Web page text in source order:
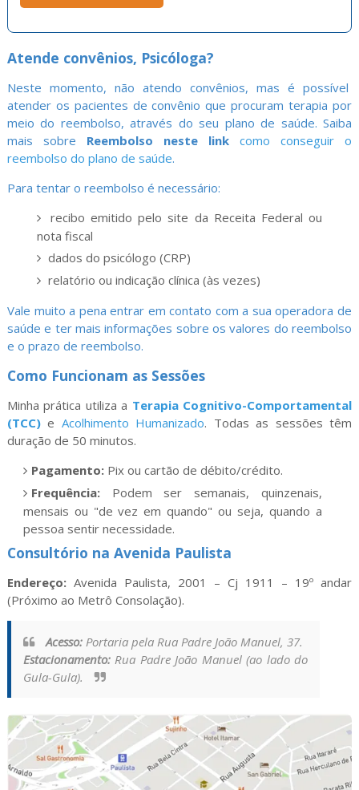
Atende convênios, Psicóloga?
Neste momento, não atendo convênios, mas é possível
atender os pacientes de convênio que procuram terapia por
meio do reembolso, através do seu plano de saúde. Saiba
mais sobre Reembolso neste link
como conseguir o
reembolso do plano de saúde.
Para tentar o reembolso é necessário:
recibo emitido pelo site da Receita Federal ou
nota fiscal
dados do psicólogo (CRP)
relatório ou indicação clínica (às vezes)
Vale muito a pena entrar em contato com a sua operadora de
saúde e ter mais informações sobre os valores do reembolso
e o prazo de reembolso.
Como Funcionam as Sessões
Minha prática utiliza a Terapia Cognitivo-Comportamental
(TCC)e Acolhimento Humanizado. Todas as sessões têm
duração de 50 minutos.
Pagamento:Pix ou cartão de débito/crédito.
Frequência:Podem ser semanais, quinzenais,
mensais ou "de vez em quando" ou seja, quando a
pessoa sentir necessidade.
Consultório na Avenida Paulista
Endereço:Avenida Paulista, 2001 – Cj 1911 – 19º andar
(Próximo ao Metrô Consolação).
Acesso:Portaria pela Rua Padre João Manuel, 37.
Estacionamento:Rua Padre João Manuel (ao lado do
Gula-Gula).